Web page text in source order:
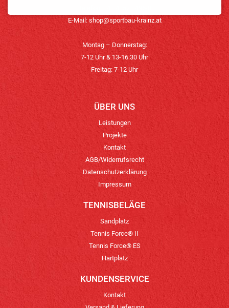
E-Mail:shop@sportbau-krainz.at
Montag – Donnerstag:
7-12 Uhr & 13-16:30 Uhr
Freitag: 7-12 Uhr
ÜBER UNS
Leistungen
Projekte
Kontakt
AGB/Widerrufsrecht
Datenschutzerklärung
Impressum
TENNISBELÄGE
Sandplatz
Tennis Force® II
Tennis Force® ES
Hartplatz
KUNDENSERVICE
Kontakt